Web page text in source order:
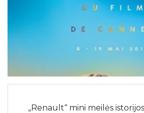
„Renault“ mini meilės